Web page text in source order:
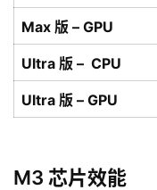
Max 版 – GPU
Ultra 版 – CPU
Ultra 版 – GPU
M3 芯片效能